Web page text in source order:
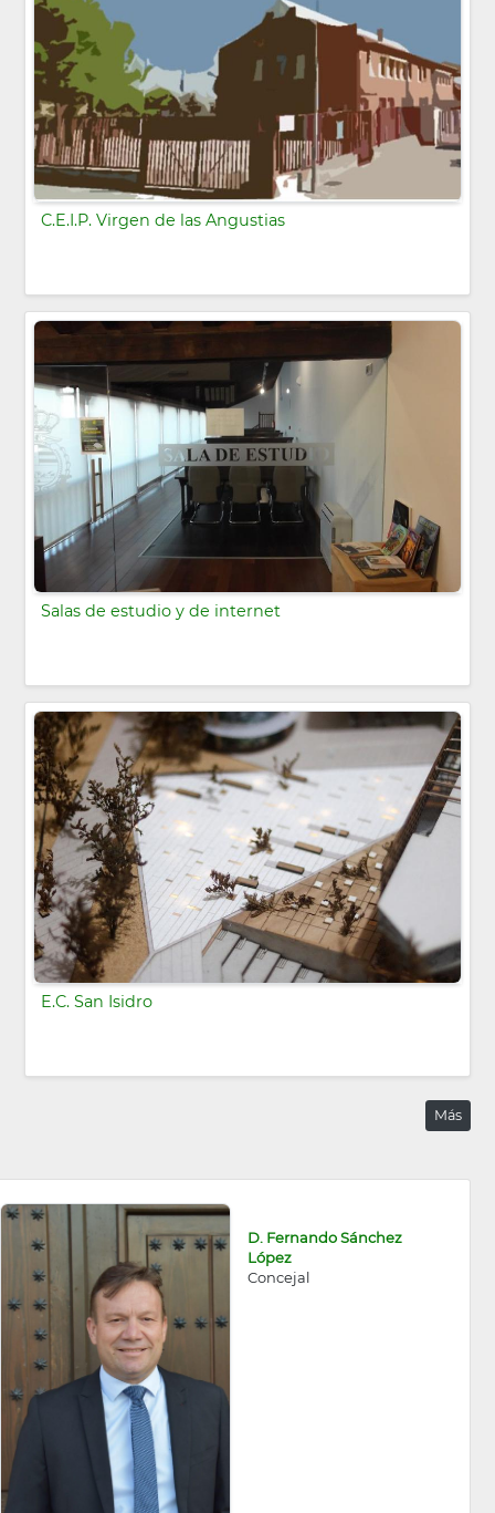
D. Fernando Sánchez
López
Concejal
C.E.I.P. Virgen de las Angustias
Salas de estudio y de internet
E.C. San Isidro
Más